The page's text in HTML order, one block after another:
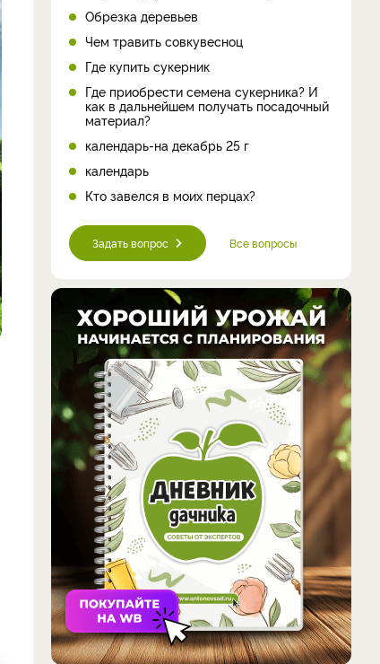
Обрезка деревьев
Чем травить совкувесноц
Где купить сукерник
Где приобрести семена сукерника? И
как в дальнейшем получать посадочный
материал?
календарь-на декабрь 25 г
календарь
Кто завелся в моих перцах?
Задать вопрос Все вопросы